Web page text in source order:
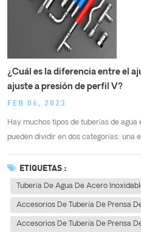
¿Cuál es la diferencia entre el
ajuste a presión de perfil V?
FEB 06, 2023
Hay muchos tipos de tuberías de
pueden dividir en dos categorías: una
de plástico), la otra es tubería de
agua de acero inoxidable de pared
tuberí...
ETIQUETAS :
Tubería De Agua De Acero
Accesorios De Tubería De Prensa
Accesorios De Tubería De Prensa